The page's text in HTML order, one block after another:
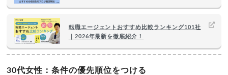
転職エージェントおすすめ比較ランキング101社
｜2026年最新を徹底紹介！
30代女性：条件の優先順位をつける